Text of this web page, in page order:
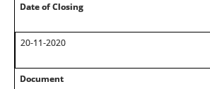
Date of Closing
20-11-2020
Document